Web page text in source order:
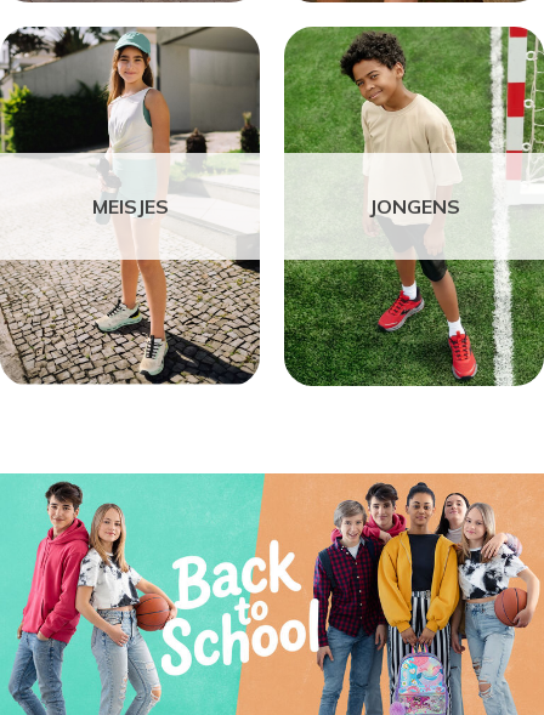
MEISJES JONGENS